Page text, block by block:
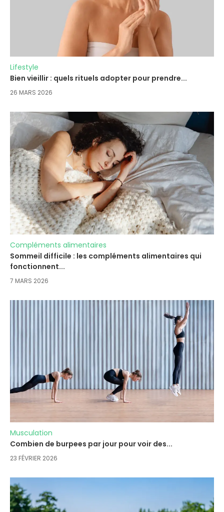
Lifestyle
Bien vieillir : quels rituels adopter pour prendre...
26 MARS 2026
Compléments alimentaires
Sommeil difficile : les compléments alimentaires qui
fonctionnent...
7 MARS 2026
Musculation
Combien de burpees par jour pour voir des...
23 FÉVRIER 2026